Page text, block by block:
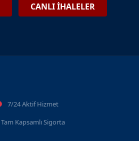
CANLI İHALELER
7/24 Aktif Hizmet
Tam Kapsamlı Sigorta